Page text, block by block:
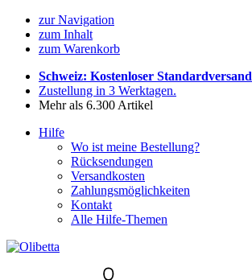
zur Navigation
zum Inhalt
zum Warenkorb
Schweiz: Kostenloser Standardversand
Zustellung in 3 Werktagen.
Mehr als 6.300 Artikel
Hilfe
Wo ist meine Bestellung?
Rücksendungen
Versandkosten
Zahlungsmöglichkeiten
Kontakt
Alle Hilfe-Themen